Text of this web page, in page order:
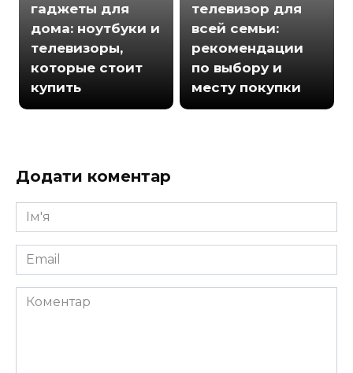
гаджеты для
дома: ноутбуки и
телевизоры,
которые стоит
купить
телевизор для
всей семьи:
рекомендации
по выбору и
месту покупки
Додати коментар
Ім'я
*
Email
*
Коментар